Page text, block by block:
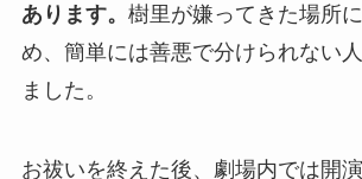
あります。 樹里が嫌ってきた場所
め、簡単には善悪で分けられない
ました。
お祓いを終えた後、劇場内では開